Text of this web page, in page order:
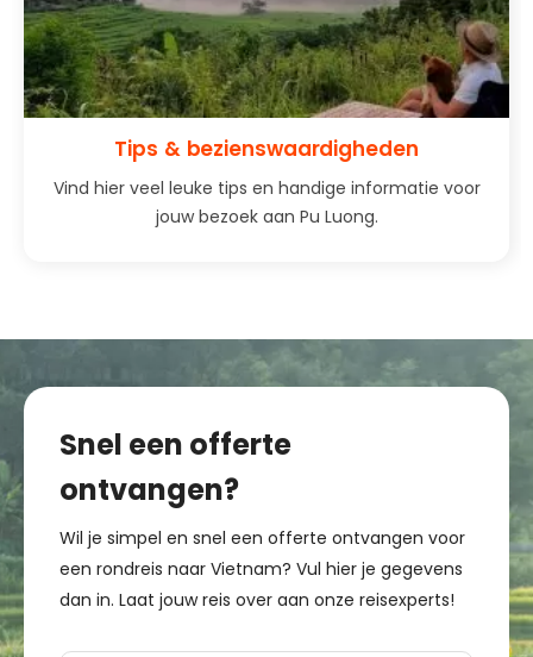
Tips & bezienswaardigheden
Vind hier veel leuke tips en handige informatie voor
jouw bezoek aan Pu Luong.
Snel een offerte
ontvangen?
Wil je simpel en snel een offerte ontvangen voor
een rondreis naar Vietnam? Vul hier je gegevens
dan in. Laat jouw reis over aan onze reisexperts!